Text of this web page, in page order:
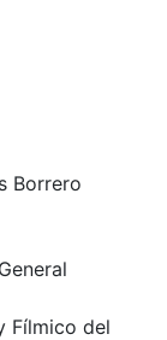
Borrero
Fílmico del